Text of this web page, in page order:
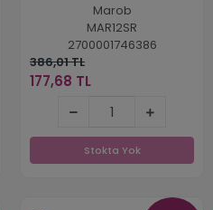
Marob
MAR12SR
2700001746386
386,01 TL
177,68 TL
Stokta Yok